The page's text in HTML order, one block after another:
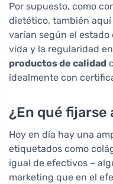
Por supuesto, como
dietético, también
varían según el
vida y la regularidad
productos de calidad
idealmente con
¿En qué fijarse
Hoy en día hay una
etiquetados como
igual de efectivos –
marketing que en el